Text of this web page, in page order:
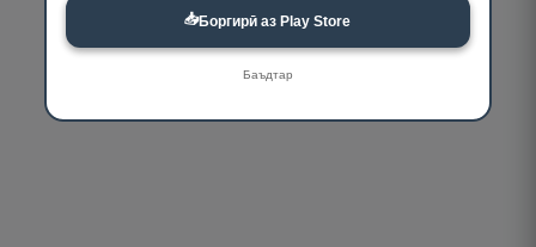
📥Боргирӣ аз Play Store
Баъдтар